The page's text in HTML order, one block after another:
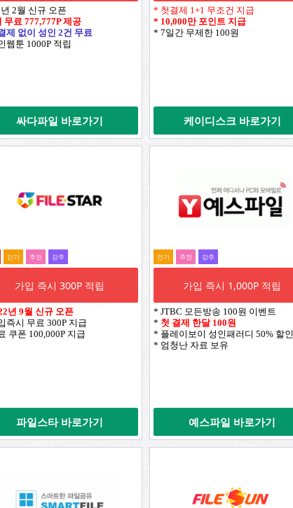
2월 신규 오픈
무료 777,777P제공
제 없이 성인 2건 무료
웹툰 1000P 적립
싸다파일 바로가기
* 첫결제 1+1 무조건 지급
* 10,000만 포인트 지급
* 7일간 무제한 100원
케이디스크 바로가기
인기 추전 강추
가입 즉시 300P 적립
년 9월 신규 오픈
즉시 무료 300P 지급
쿠폰 100,000P 지급
파일스타 바로가기
인기 추전 강추
가입 즉시 1,000P 적립
* JTBC 모든방송 100원 이벤트
* 첫 결제 한달 100원
* 플레이보이 성인패러디 50% 할인
* 엄청난 자료 보유
예스파일 바로가기